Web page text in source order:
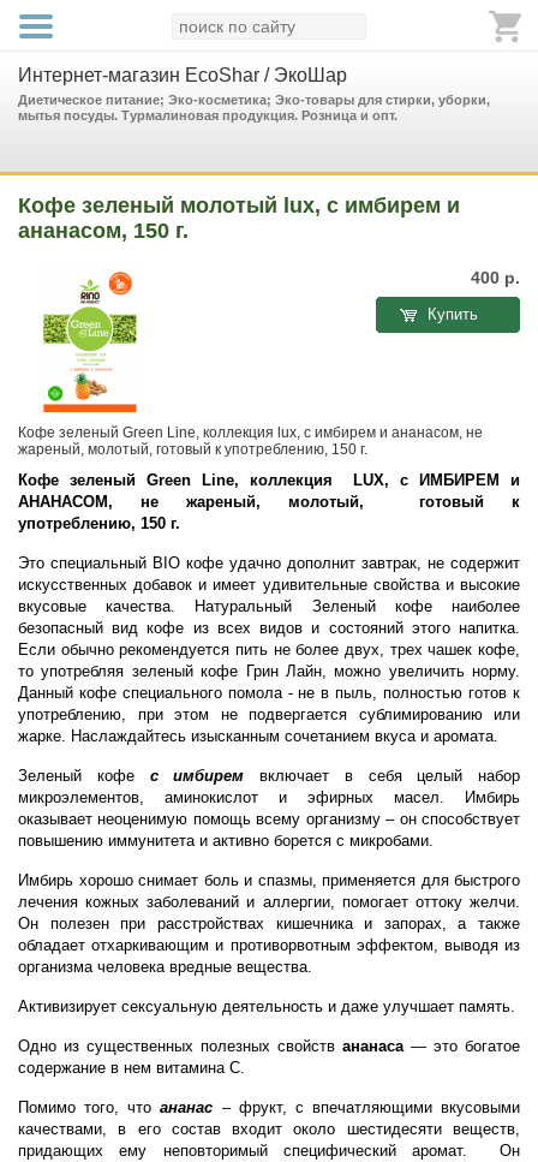
Интернет-магазин EcoShar / ЭкоШар
Диетическое питание; Эко-косметика; Эко-товары для стирки, уборки,
мытья посуды. Турмалиновая продукция. Розница и опт.
Кофе зеленый молотый lux, с имбирем и
ананасом, 150 г.
400 р.
Купить
Кофе зеленый Green Line, коллекция lux, с имбирем и ананасом, не
жареный, молотый, готовый к употреблению, 150 г.
Кофе зеленый Green Line, коллекция LUX, с ИМБИРЕМ и
АНАНАСОМ, не жареный, молотый, готовый к
употреблению, 150 г.
Это специальный BIO кофе удачно дополнит завтрак, не содержит
искусственных добавок и имеет удивительные свойства и высокие
вкусовые качества. Натуральный Зеленый кофе наиболее
безопасный вид кофе из всех видов и состояний этого напитка.
Если обычно рекомендуется пить не более двух, трех чашек кофе,
то употребляя зеленый кофе Грин Лайн, можно увеличить норму.
Данный кофе специального помола - не в пыль, полностью готов к
употреблению, при этом не подвергается сублимированию или
жарке. Наслаждайтесь изысканным сочетанием вкуса и аромата.
Зеленый кофе с имбирем включает в себя целый набор
микроэлементов, аминокислот и эфирных масел. Имбирь
оказывает неоценимую помощь всему организму – он способствует
повышению иммунитета и активно борется с микробами.
Имбирь хорошо снимает боль и спазмы, применяется для быстрого
лечения кожных заболеваний и аллергии, помогает оттоку желчи.
Он полезен при расстройствах кишечника и запорах, а также
обладает отхаркивающим и противорвотным эффектом, выводя из
организма человека вредные вещества.
Активизирует сексуальную деятельность и даже улучшает память.
Одно из существенных полезных свойств ананаса— это богатое
содержание в нем витамина С.
Помимо того, чтоананас – фрукт, с впечатляющими вкусовыми
качествами, в его состав входит около шестидесяти веществ,
придающих ему неповторимый специфический аромат. Он